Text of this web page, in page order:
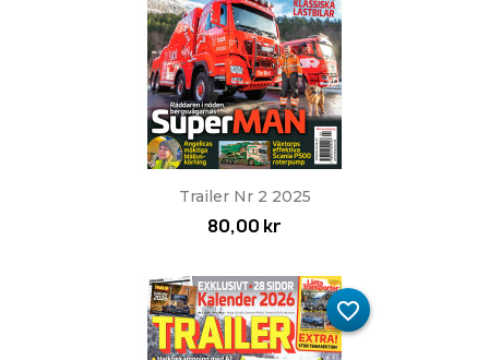
Trailer Nr 2 2025
80,00 kr
favorite_border